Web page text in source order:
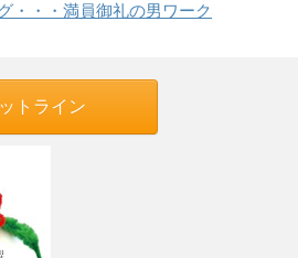
・・・満員御礼の男ワーク
トライン